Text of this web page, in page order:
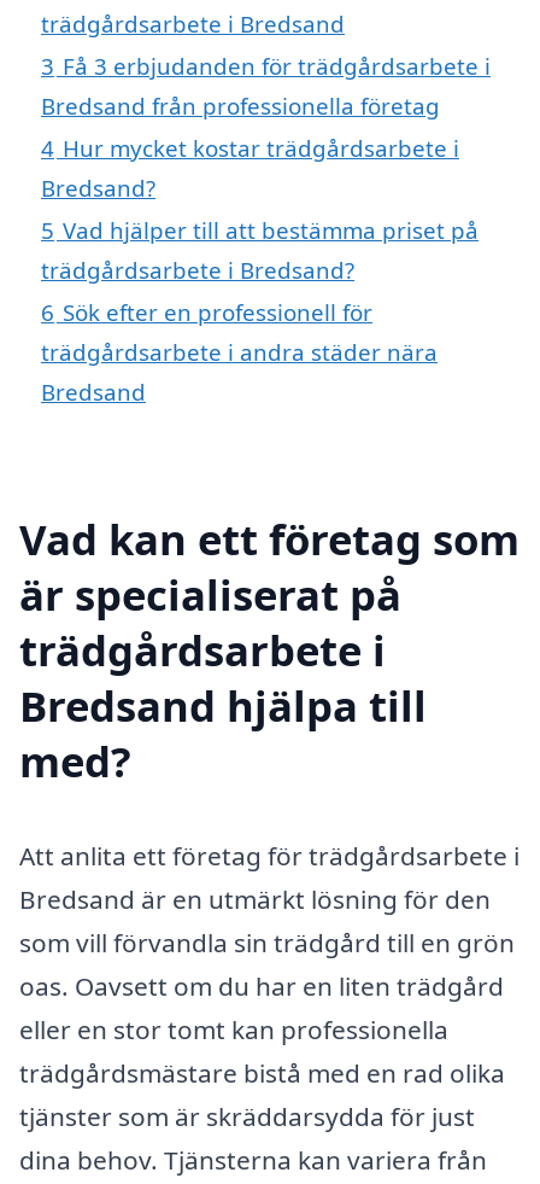
trädgårdsarbete i Bredsand
3 Få 3 erbjudanden för trädgårdsarbete i
Bredsand från professionella företag
4 Hur mycket kostar trädgårdsarbete i
Bredsand?
5 Vad hjälper till att bestämma priset på
trädgårdsarbete i Bredsand?
6 Sök efter en professionell för
trädgårdsarbete i andra städer nära
Bredsand
Vad kan ett företag som
är specialiserat på
trädgårdsarbete i
Bredsand hjälpa till
med?
Att anlita ett företag för trädgårdsarbete i
Bredsand är en utmärkt lösning för den
som vill förvandla sin trädgård till en grön
oas. Oavsett om du har en liten trädgård
eller en stor tomt kan professionella
trädgårdsmästare bistå med en rad olika
tjänster som är skräddarsydda för just
dina behov. Tjänsterna kan variera från